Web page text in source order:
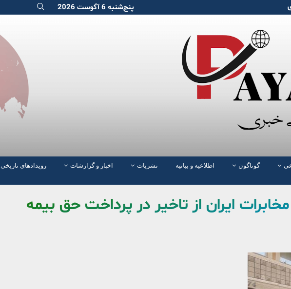
پنج‌شنبه 6 آگوست 2026
گوناگون اطلاعیه و بیانیه نشریات اخبار و گزارشات رویدادهای تاریخی
ایران از تاخیر در پرداخت حق بیمه